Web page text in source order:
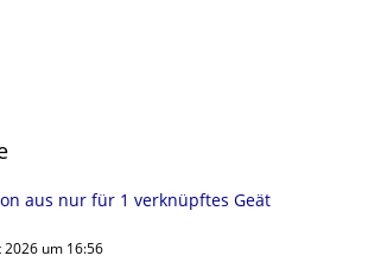
aus nur für 1 verknüpftes Geät
2026 um 16:56